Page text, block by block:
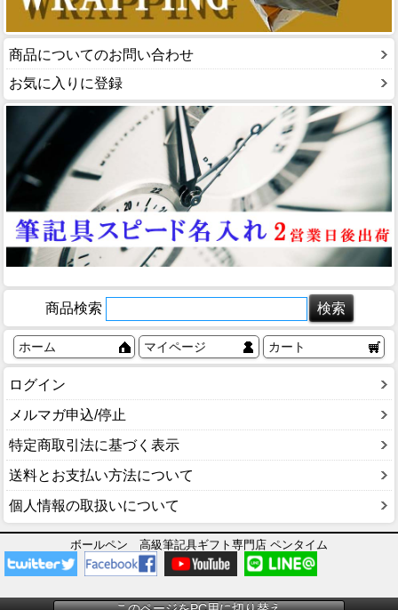
商品についてのお問い合わせ
お気に入りに登録
商品検索
ホーム マイページ カート
ログイン
メルマガ申込/停止
特定商取引法に基づく表示
送料とお支払い方法について
個人情報の取扱いについて
ボールペン 高級筆記具ギフト専門店 ペンタイム